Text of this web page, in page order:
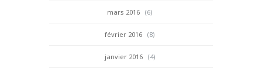
mars 2016 (6)
février 2016 (8)
janvier 2016 (4)